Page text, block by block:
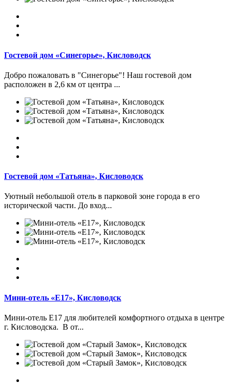
Гостевой дом «Синегорье», Кисловодск
Добро пожаловать в "Синегорье"! Наш гостевой дом
расположен в 2,6 км от центра ...
Гостевой дом «Татьяна», Кисловодск
Уютный небольшой отель в парковой зоне города в его
исторической части. До вход...
Мини-отель «Е17», Кисловодск
Мини-отель Е17 для любителей комфортного отдыха в центре
г. Кисловодска. В от...